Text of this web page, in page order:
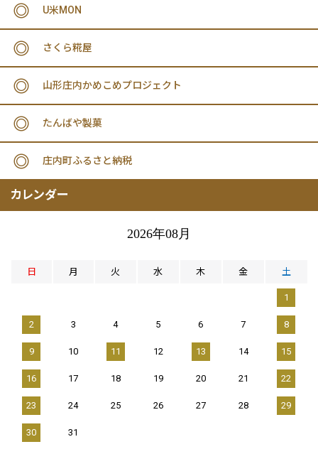
U米MON
さくら糀屋
山形庄内かめこめプロジェクト
たんばや製菓
庄内町ふるさと納税
カレンダー
2026年08月
日 月 火 水 木 金 土
1
2 3 4 5 6 7 8
9 10 11 12 13 14 15
16 17 18 19 20 21 22
23 24 25 26 27 28 29
30 31